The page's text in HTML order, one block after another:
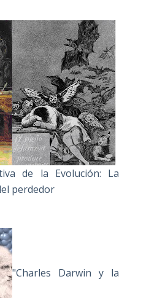
de la Evolución: La
perdedor
"Charles Darwin y la